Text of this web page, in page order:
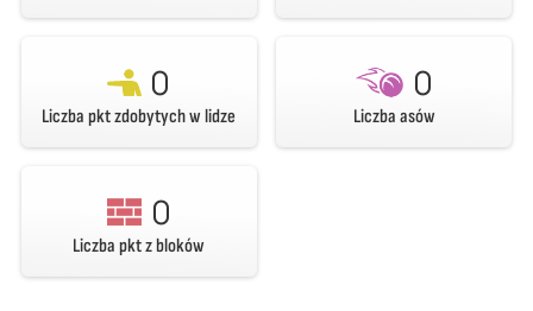
0
Liczba pkt zdobytych w lidze
0
Liczba asów
0
Liczba pkt z bloków